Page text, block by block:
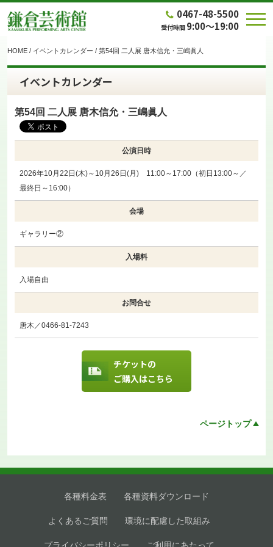
0467-48-5500
受付時間 9:00～19:00
HOME / イベントカレンダー / 第54回 二人展 唐木信允・三嶋眞人
チケットの
ご購入はこちら
イベントカレンダー
第54回 二人展 唐木信允・三嶋眞人
公演日時
2026年10月22日(木)～10月26日(月) 11:00～17:00（初日13:00～／
最終日～16:00）
会場
ギャラリー②
入場料
入場自由
お問合せ
唐木／0466-81-7243
ページトップ
各種料金表 各種資料ダウンロード
よくあるご質問 環境に配慮した取組み